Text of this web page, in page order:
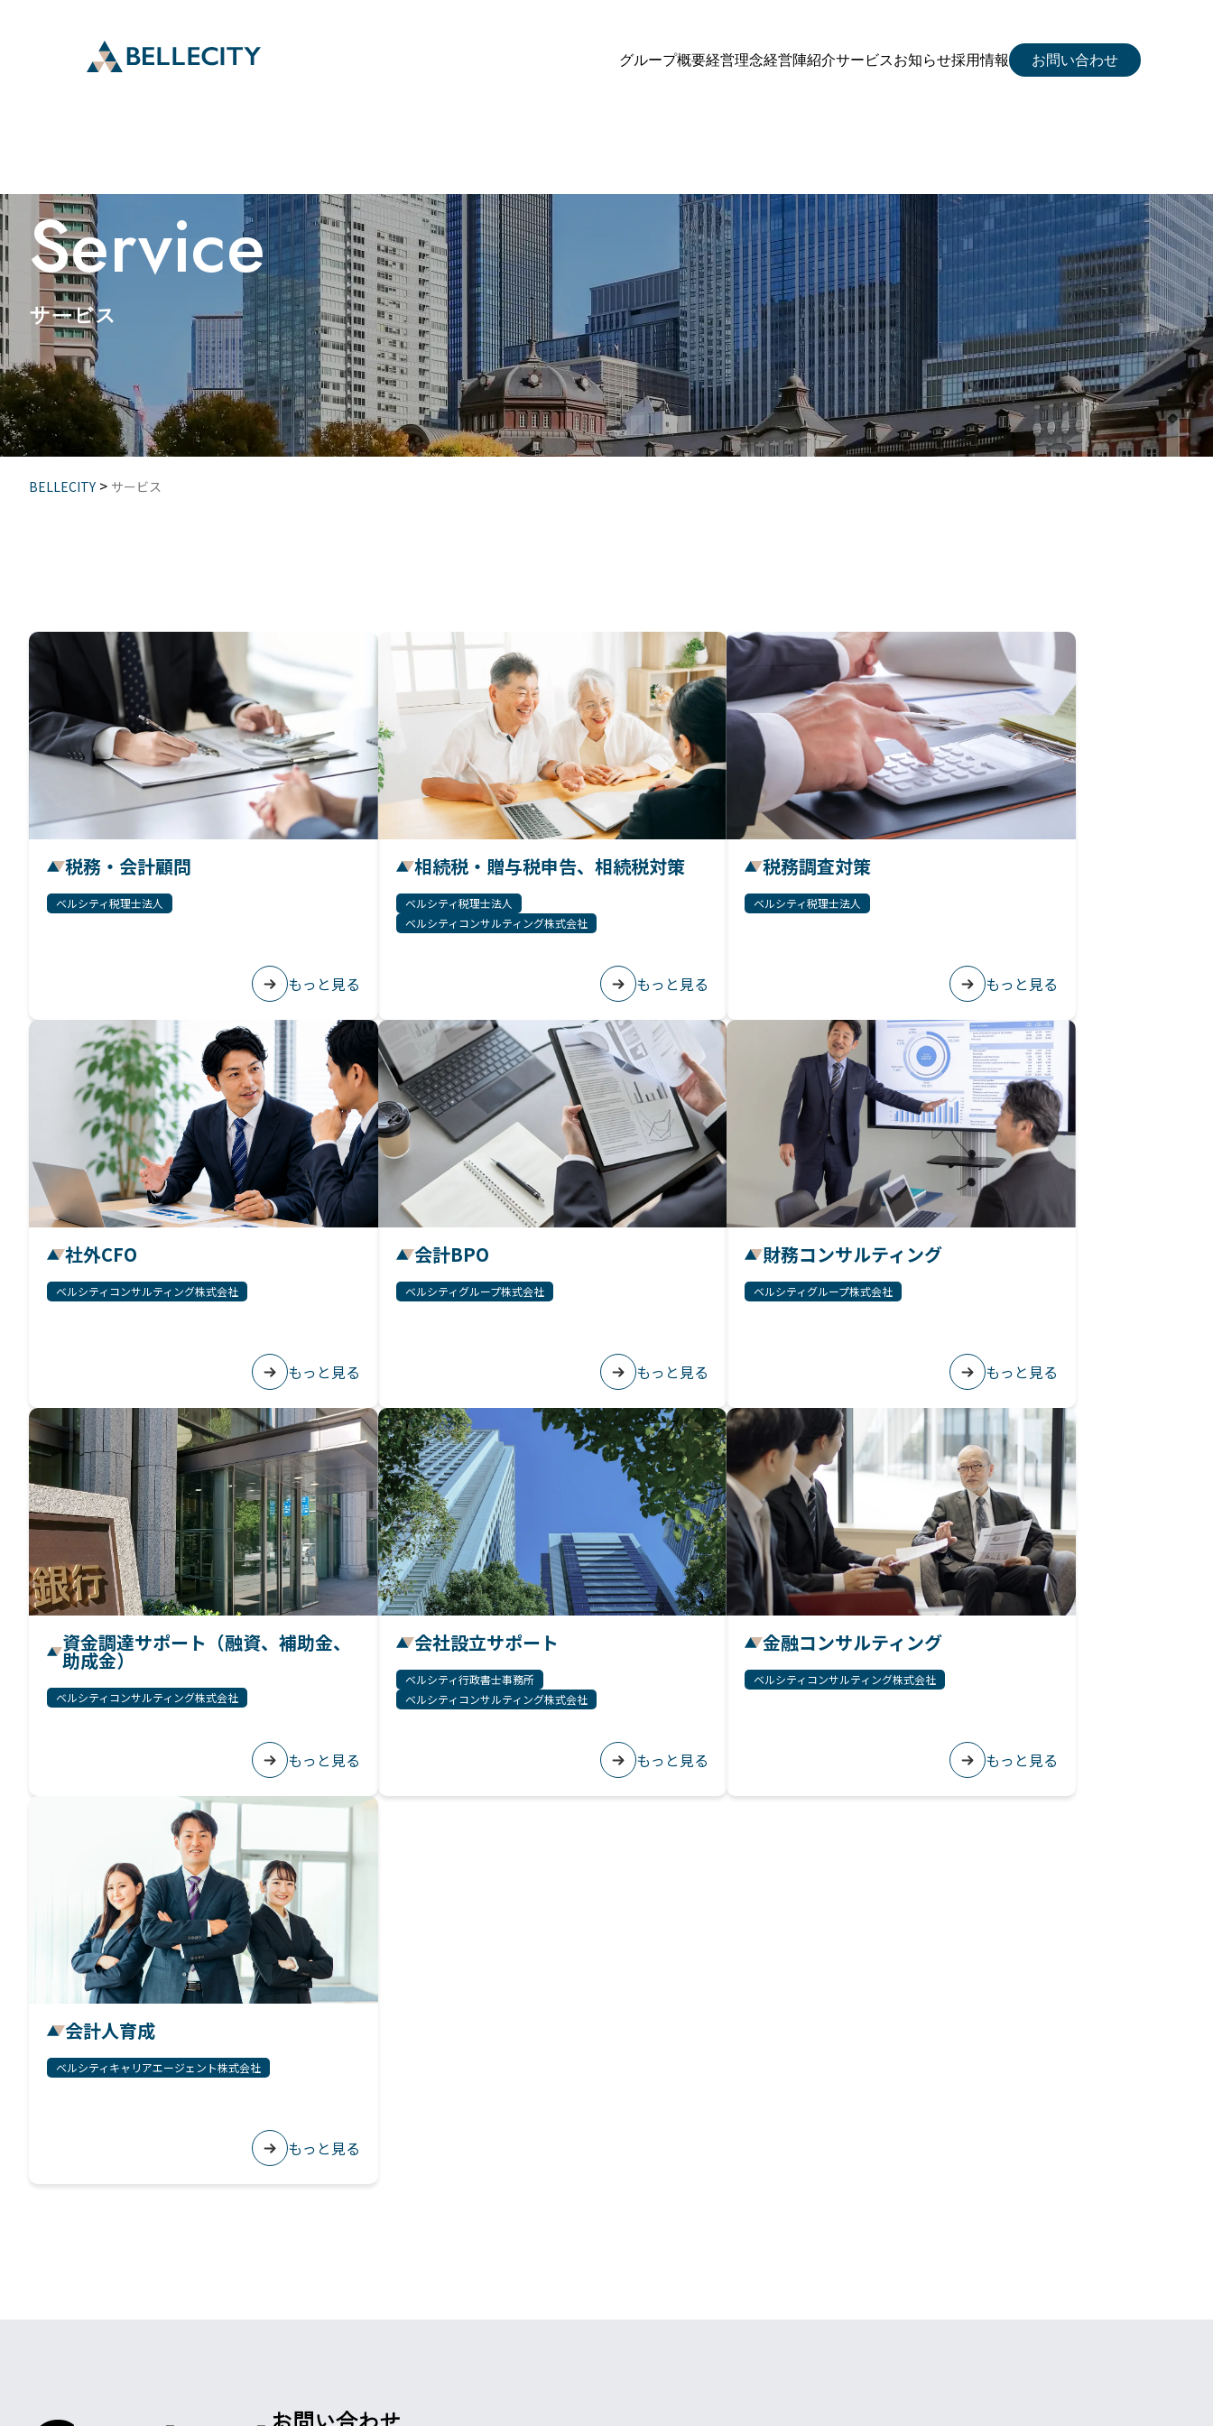
グループ概要経営理念経営陣紹介サービスお知らせ採用情報 お問い合わせ
Service
サービス
BELLECITY > サービス
税務・会計顧問
ベルシティ税理士法人
もっと見る
相続税・贈与税申告、相続税対策
ベルシティ税理士法人
ベルシティコンサルティング株式会社
もっと見る
税務調査対策
ベルシティ税理士法人
もっと見る
社外CFO
ベルシティコンサルティング株式会社
もっと見る
会計BPO
ベルシティグループ株式会社
もっと見る
財務コンサルティング
ベルシティグループ株式会社
もっと見る
資金調達サポート（融資、補助金、
助成金）
ベルシティコンサルティング株式会社
もっと見る
会社設立サポート
ベルシティ行政書士事務所
ベルシティコンサルティング株式会社
もっと見る
金融コンサルティング
ベルシティコンサルティング株式会社
もっと見る
会計人育成
ベルシティキャリアエージェント株式会社
もっと見る